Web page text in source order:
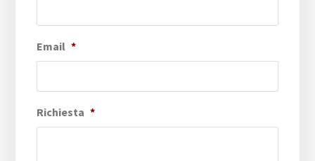
Email *
Richiesta *